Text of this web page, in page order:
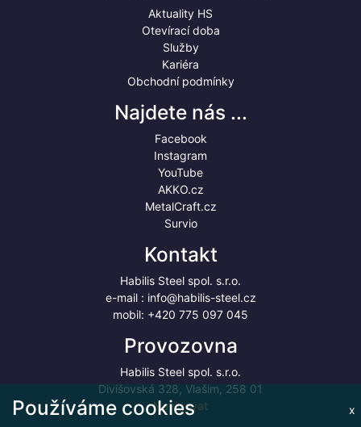
Aktuality HS
Otevírací doba
Služby
Kariéra
Obchodní podmínky
Najdete nás ...
Facebook
Instagram
YouTube
AKKO.cz
MetalCraft.cz
Survio
Kontakt
Habilis Steel spol. s.r.o.
e-mail : info@habilis-steel.cz
mobil: +420 775 097 045
Provozovna
Habilis Steel spol. s.r.o.
Divišovská 328, Vlašim, 258 01
Navigovat
x
Používáme cookies